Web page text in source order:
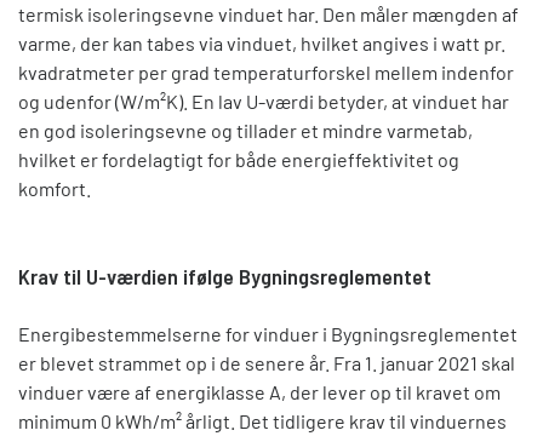
termisk isoleringsevne vinduet har. Den måler mængden af
varme, der kan tabes via vinduet, hvilket angives i watt pr.
kvadratmeter per grad temperaturforskel mellem indenfor
og udenfor (W/m²K). En lav U-værdi betyder, at vinduet har
en god isoleringsevne og tillader et mindre varmetab,
hvilket er fordelagtigt for både energieffektivitet og
komfort.
Krav til U-værdien ifølge Bygningsreglementet
Energibestemmelserne for vinduer i Bygningsreglementet
er blevet strammet op i de senere år. Fra 1. januar 2021 skal
vinduer være af energiklasse A, der lever op til kravet om
minimum 0 kWh/m² årligt. Det tidligere krav til vinduernes